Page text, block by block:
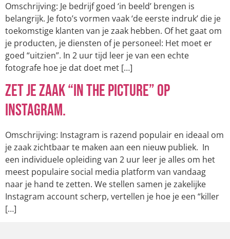
Omschrijving: Je bedrijf goed ‘in beeld’ brengen is
belangrijk. Je foto’s vormen vaak ‘de eerste indruk’ die je
toekomstige klanten van je zaak hebben. Of het gaat om
je producten, je diensten of je personeel: Het moet er
goed “uitzien”. In 2 uur tijd leer je van een echte
fotografe hoe je dat doet met […]
Zet je zaak “in the picture” op
Instagram.
Omschrijving: Instagram is razend populair en ideaal om
je zaak zichtbaar te maken aan een nieuw publiek. In
een individuele opleiding van 2 uur leer je alles om het
meest populaire social media platform van vandaag
naar je hand te zetten. We stellen samen je zakelijke
Instagram account scherp, vertellen je hoe je een “killer
[…]